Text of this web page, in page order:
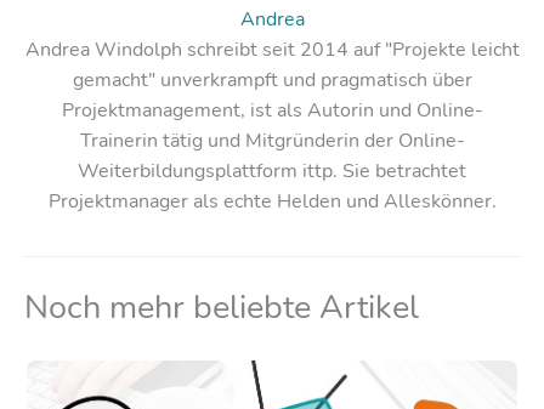
Andrea
Andrea Windolph schreibt seit 2014 auf "Projekte leicht
gemacht" unverkrampft und pragmatisch über
Projektmanagement, ist als Autorin und Online-
Trainerin tätig und Mitgründerin der Online-
Weiterbildungsplattform ittp. Sie betrachtet
Projektmanager als echte Helden und Alleskönner.
Noch mehr beliebte Artikel